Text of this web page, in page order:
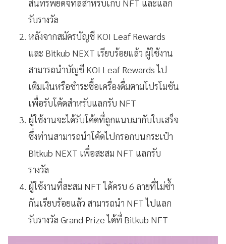
สินทรัพย์ดิจิทัลสำหรับเก็บ NFT และแลก
รับรางวัล
หลังจากสมัครบัญชี KOI Leaf Rewards
และ Bitkub NEXT เรียบร้อยแล้ว ผู้ใช้งาน
สามารถนำบัญชี KOI Leaf Rewards ไป
เติมเงินหรือชำระซื้อเครื่องดื่มตามโปรโมชัน
เพื่อรับโค้ดสำหรับแลกรับ NFT
ผู้ใช้งานจะได้รับโค้ดที่ถูกแนบมากับใบเสร็จ
ซึ่งท่านสามารถนำโค้ดไปกรอกบนกระเป๋า
Bitkub NEXT เพื่อสะสม NFT แลกรับ
รางวัล
ผู้ใช้งานที่สะสม NFT ได้ครบ 6 ลายที่ไม่ซ้ำ
กันเรียบร้อยแล้ว สามารถนำ NFT ไปแลก
รับรางวัล Grand Prize ได้ที่ Bitkub NFT